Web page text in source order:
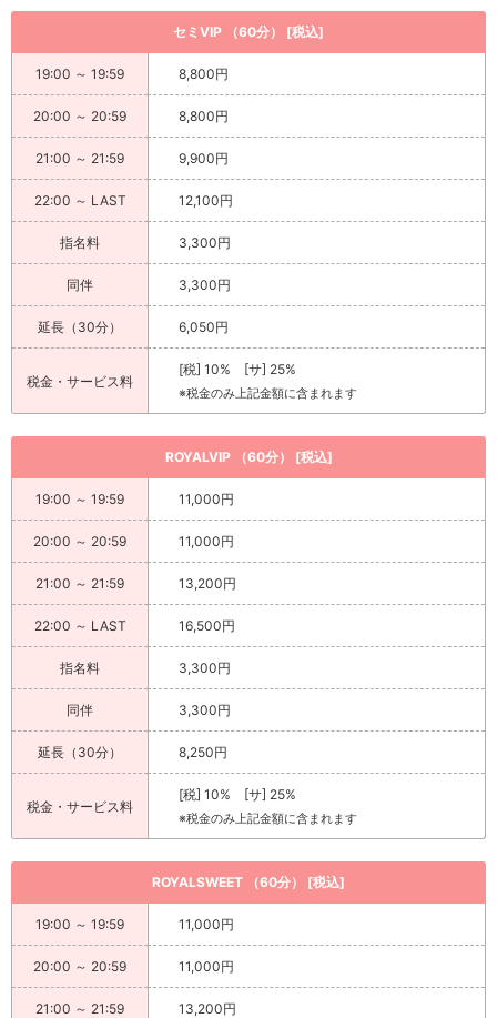
セミVIP （60分） [税込]
19:00 ～ 19:59 8,800円
20:00 ～ 20:59 8,800円
21:00 ～ 21:59 9,900円
22:00 ～ LAST 12,100円
指名料 3,300円
同伴 3,300円
延長（30分） 6,050円
税金・サービス料
[税] 10% [サ] 25%
※税金のみ上記金額に含まれます
ROYALVIP （60分） [税込]
19:00 ～ 19:59 11,000円
20:00 ～ 20:59 11,000円
21:00 ～ 21:59 13,200円
22:00 ～ LAST 16,500円
指名料 3,300円
同伴 3,300円
延長（30分） 8,250円
税金・サービス料
[税] 10% [サ] 25%
※税金のみ上記金額に含まれます
ROYALSWEET （60分） [税込]
19:00 ～ 19:59 11,000円
20:00 ～ 20:59 11,000円
21:00 ～ 21:59 13,200円